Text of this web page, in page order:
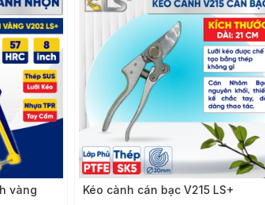
vàng Kéo cành cán bạc V215 LS+